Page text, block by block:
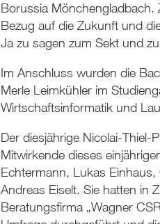
Borussia Mönchengladbach.
Bezug auf die Zukunft und
Ja zu sagen zum Sekt und
Im Anschluss wurden die
Merle Leimkühler im
Wirtschaftsinformatik und
Der diesjährige Nicolai-Thiel-
Mitwirkende dieses
Echtermann, Lukas
Andreas Eiselt. Sie hatten in
Beratungsfirma „Wagner